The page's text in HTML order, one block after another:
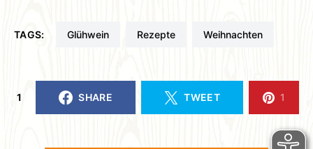
TAGS: Glühwein Rezepte Weihnachten
1 SHARE TWEET 1